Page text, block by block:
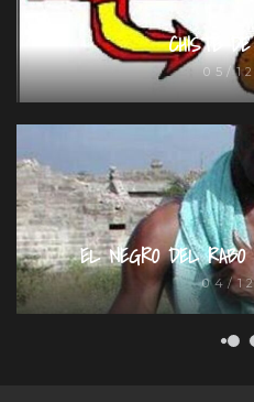
CHISTE
05/
EL NEGRO DEL
04/